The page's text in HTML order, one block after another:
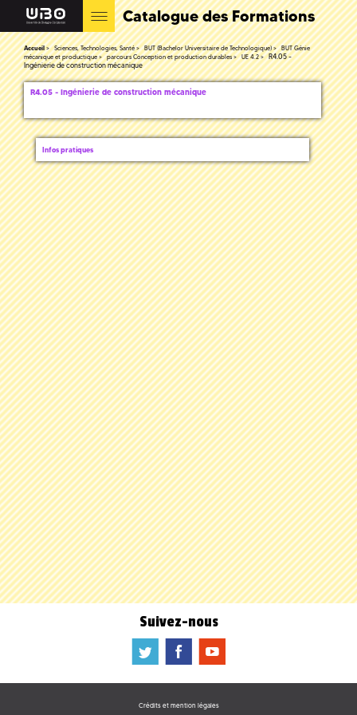
Catalogue des Formations
Accueil Sciences, Technologies, Santé BUT (Bachelor Universitaire de Technologique)
BUT Génie
mécanique et productique
parcours Conception et production durables UE 4.2
R4.05 -
Ingénierie de construction mécanique
R4.05 - Ingénierie de construction mécanique
Infos pratiques
Suivez-nous
a b f
Crédits et mention légales